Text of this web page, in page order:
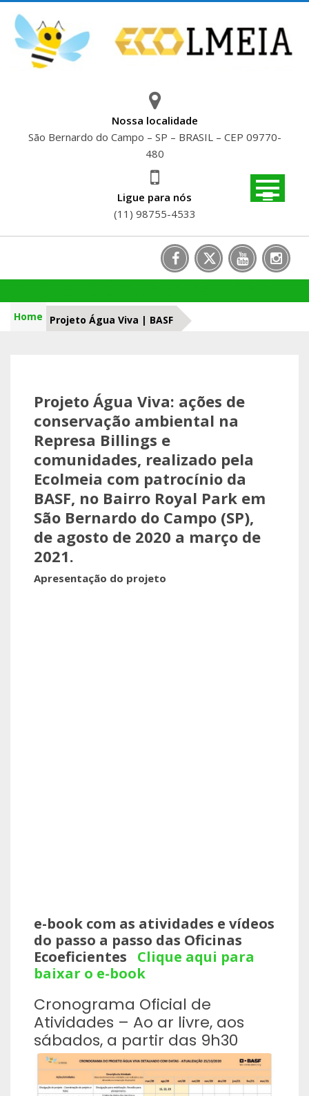
content
Nossa localidade
São Bernardo do Campo – SP – BRASIL – CEP 09770-
480
Ligue para nós
(11) 98755-4533
Home Projeto Água Viva | BASF
Projeto Água Viva: ações de
conservação ambiental na
Represa Billings e
comunidades, realizado pela
Ecolmeia com patrocínio da
BASF, no Bairro Royal Park em
São Bernardo do Campo (SP),
de agosto de 2020 a março de
2021.
Apresentação do projeto
e-book com as atividades e vídeos
do passo a passo das Oficinas
Ecoeficientes Clique aqui para
baixar o e-book
Cronograma Oficial de
Atividades – Ao ar livre, aos
sábados, a partir das 9h30